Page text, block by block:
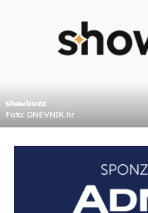
showbuzz
Foto: DNEVNIK.hr